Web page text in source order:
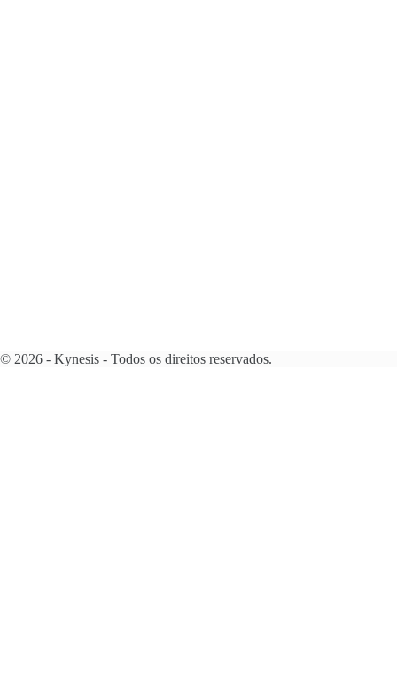
© 2026 - Kynesis - Todos os direitos reservados.